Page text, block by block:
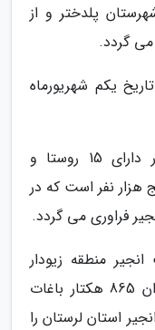
پلدختر و از
گردد.
یکم شهریورماه
بخشدار معمولان گفت: منطقه زیودار دارای 15 روستا و
هزار نفر است که در
منطقه زیودار
حدود هزار هکتار بوده که از این میزان 865 هکتار باغات
92 درصد بازار انجیر استان لرستان را